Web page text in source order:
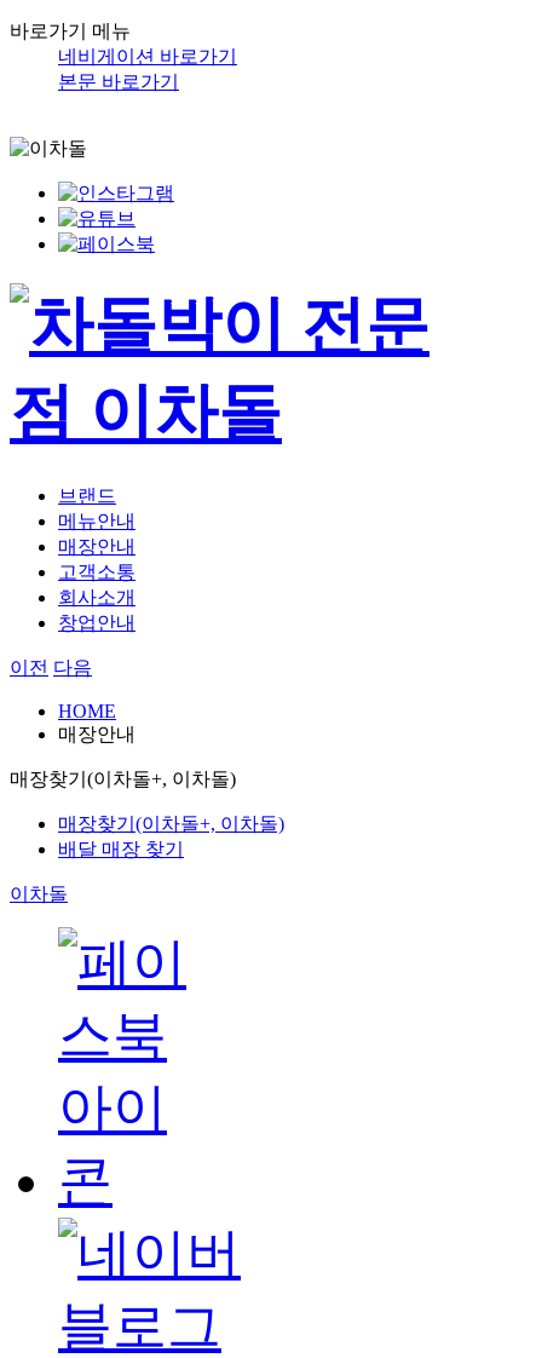
바로가기 메뉴
네비게이션 바로가기
본문 바로가기
브랜드
메뉴안내
매장안내
고객소통
회사소개
창업안내
이전 다음
HOME
매장안내
매장찾기(이차돌+, 이차돌)
매장찾기(이차돌+, 이차돌)
배달 매장 찾기
이차돌